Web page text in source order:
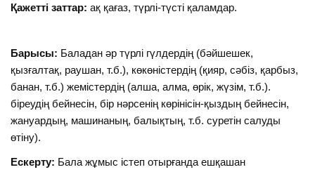
Қажетті заттар:ақ қағаз, түрлі-түсті қаламдар.
Барысы: Баладан әр түрлі гүлдердің (бәйшешек,
қызғалтақ, раушан, т.б.), көкөністердің (қияр, сәбіз, қарбыз,
банан, т.б.) жемістердің (алша, алма, өрік, жүзім, т.б.).
біреудің бейнесін, бір нәрсенің көрінісін-қыздың бейнесін,
жануардың, машинаның, балықтың, т.б. суретін салуды
өтіну).
Ескерту: Бала жұмыс істеп отырғанда ешқашан